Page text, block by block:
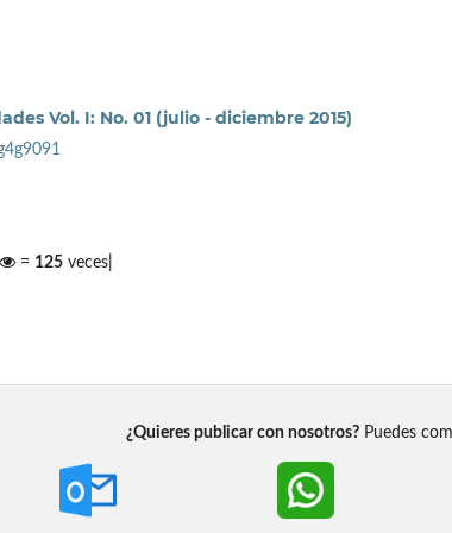
Vol. I: No. 01 (julio - diciembre 2015)
= 125 veces|
¿Quieres publicar con nosotros?Puedes